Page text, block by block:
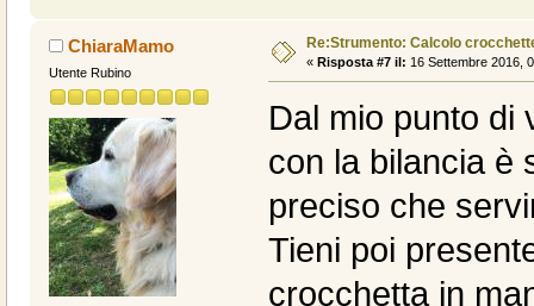
ChiaraMamo
Utente Rubino
Re:Strumento: Calcolo
« Risposta #7 il: 16 Settembre 2016,
Dal mio punto di
con la bilancia è
preciso che
Tieni poi
crocchetta in